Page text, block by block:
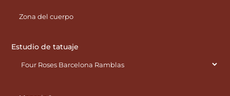
Estudio de tatuaje